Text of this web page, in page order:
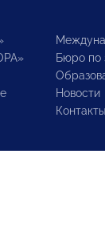
Бюро по
Новости
Контакты